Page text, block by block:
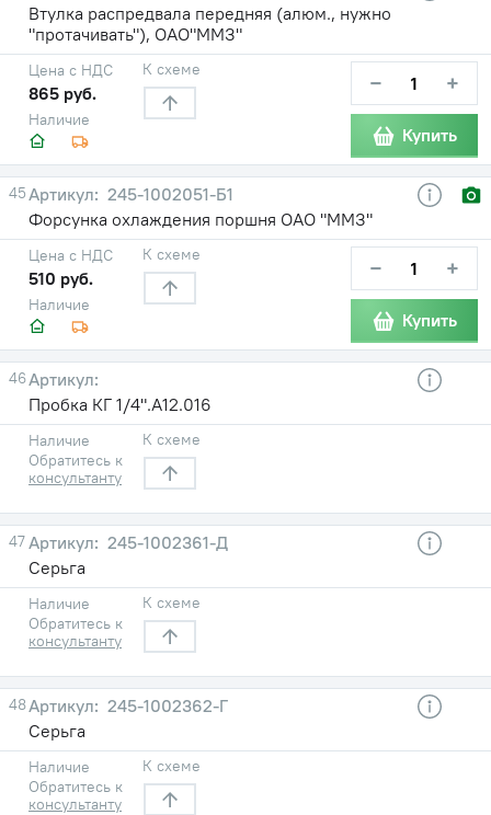
Втулка распредвала передняя (алюм., нужно
"протачивать"), ОАО"ММЗ"
Наличие
Цена с НДС
865 руб.
К схеме − +
Купить
45
245-1002051-Б1
Форсунка охлаждения поршня ОАО "ММЗ"
Наличие
Цена с НДС
510 руб.
К схеме − +
Купить
46
Пробка КГ 1/4".A12.016
Наличие
Обратитесь к
консультанту
К схеме
47
245-1002361-Д
Серьга
Наличие
Обратитесь к
консультанту
К схеме
48
245-1002362-Г
Серьга
Наличие
Обратитесь к
консультанту
К схеме